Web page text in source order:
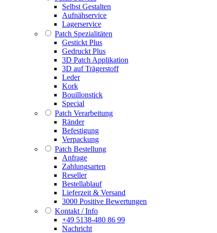
Selbst Gestalten
Aufnähservice
Lagerservice
Patch Spezialitäten
Gestickt Plus
Gedruckt Plus
3D Patch Applikation
3D auf Trägerstoff
Leder
Kork
Bouillonstick
Special
Patch Verarbeitung
Ränder
Befestigung
Verpackung
Patch Bestellung
Anfrage
Zahlungsarten
Reseller
Bestellablauf
Lieferzeit & Versand
3000 Positive Bewertungen
Kontakt / Info
+49 5138-480 86 99
Nachricht